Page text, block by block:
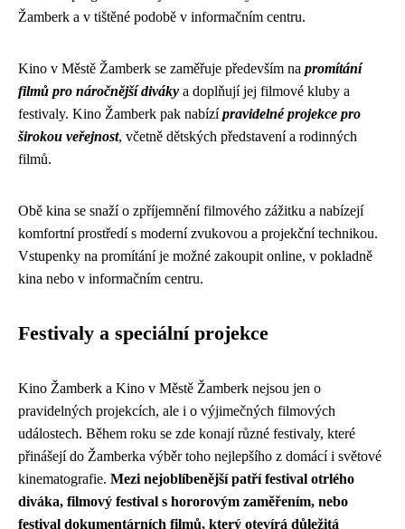
Žamberk a v tištěné podobě v informačním centru.
Kino v Městě Žamberk se zaměřuje především na promítání
filmů pro náročnější diváky a doplňují jej filmové kluby a
festivaly. Kino Žamberk pak nabízípravidelné projekce pro
širokou veřejnost, včetně dětských představení a rodinných
filmů.
Obě kina se snaží o zpříjemnění filmového zážitku a nabízejí
komfortní prostředí s moderní zvukovou a projekční technikou.
Vstupenky na promítání je možné zakoupit online, v pokladně
kina nebo v informačním centru.
Festivaly a speciální projekce
Kino Žamberk a Kino v Městě Žamberk nejsou jen o
pravidelných projekcích, ale i o výjimečných filmových
událostech. Během roku se zde konají různé festivaly, které
přinášejí do Žamberka výběr toho nejlepšího z domácí i světové
kinematografie. Mezi nejoblíbenější patří festival otrlého
diváka, filmový festival s hororovým zaměřením, nebo
festival dokumentárních filmů, který otevírá důležitá